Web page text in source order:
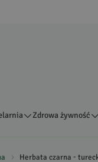
Zdrowa żywność
Herbata czarna -